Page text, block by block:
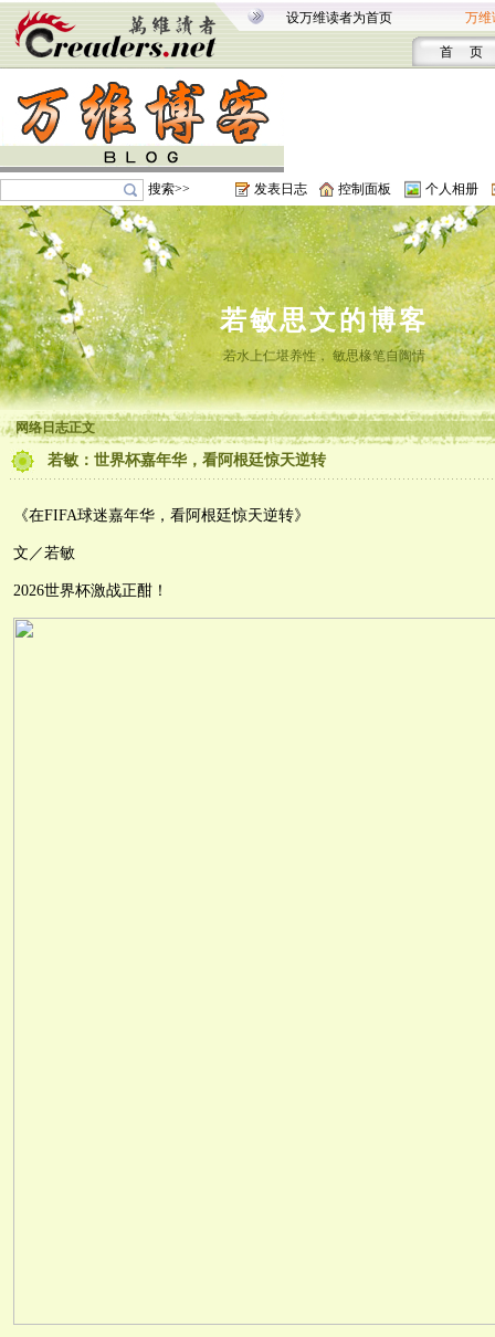
设万维读者为首页 万维
首 页
搜索>> 发表日志 控制面板 个人相册
若敏思文的博客
若水上仁堪养性， 敏思椽笔自陶情
网络日志正文
若敏：世界杯嘉年华，看阿根廷惊天逆转
《在FIFA球迷嘉年华，看阿根廷惊天逆转》
文／若敏
2026世界杯激战正酣！